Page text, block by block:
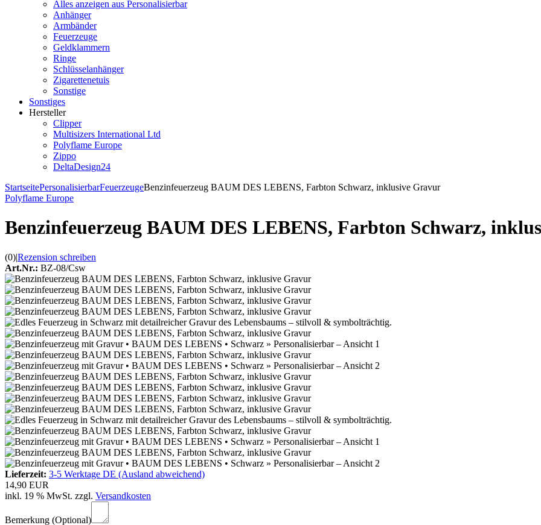
Alles anzeigen aus Personalisierbar
Anhänger
Armbänder
Feuerzeuge
Geldklammern
Ringe
Schlüsselanhänger
Zigarettenetuis
Sonstige
Sonstiges
Hersteller
Clipper
Multisizers International Ltd
Polyflame Europe
Zippo
DeltaDesign24
StartseitePersonalisierbarFeuerzeugeBenzinfeuerzeug BAUM DES LEBENS, Farbton Schwarz, inklusive Gravur
Polyflame Europe
Benzinfeuerzeug BAUM DES LEBENS, Farbton Schwarz,
(0)|Rezension schreiben
Art.Nr.: BZ-08/Csw
Lieferzeit: 3-5 Werktage DE (Ausland abweichend)
14,90 EUR
inkl. 19 % MwSt. zzgl. Versandkosten
Bemerkung (Optional)